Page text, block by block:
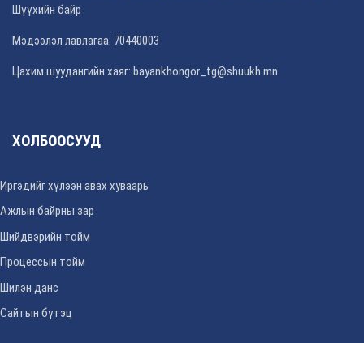
Шүүхийн байр
Мэдээлэл лавлагаа: 70440003
Цахим шуудангийн хаяг: bayankhongor_tg@shuukh.mn
ХОЛБООСУУД
Иргэдийг хүлээн авах хуваарь
Ажлын байрны зар
Шийдвэрийн тойм
Процессын тойм
Шилэн данс
Сайтын бүтэц